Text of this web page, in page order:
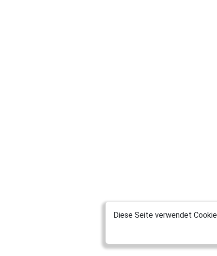
Diese Seite verwendet